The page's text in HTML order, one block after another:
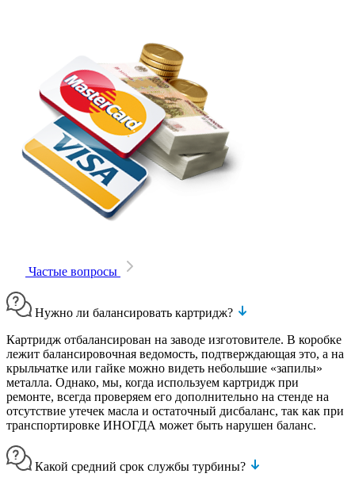
Частые вопросы
Нужно ли балансировать картридж?
Картридж отбалансирован на заводе изготовителе. В коробке
лежит балансировочная ведомость, подтверждающая это, а на
крыльчатке или гайке можно видеть небольшие «запилы»
металла. Однако, мы, когда используем картридж при
ремонте, всегда проверяем его дополнительно на стенде на
отсутствие утечек масла и остаточный дисбаланс, так как при
транспортировке ИНОГДА может быть нарушен баланс.
Какой средний срок службы турбины?